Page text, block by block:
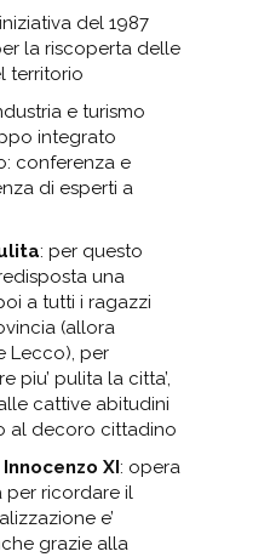
del 1987
la riscoperta delle
territorio
e turismo
integrato
conferenza e
di esperti a
: per questo
una
a tutti i ragazzi
(allora
Lecco), per
piu’ pulita la citta’,
cattive abitudini
al decoro cittadino
XI: opera
per ricordare il
e’
grazie alla